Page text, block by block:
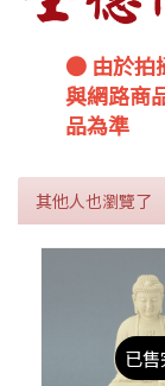
● 由於拍
與網路商
品為準
其他人也瀏覽了
已售